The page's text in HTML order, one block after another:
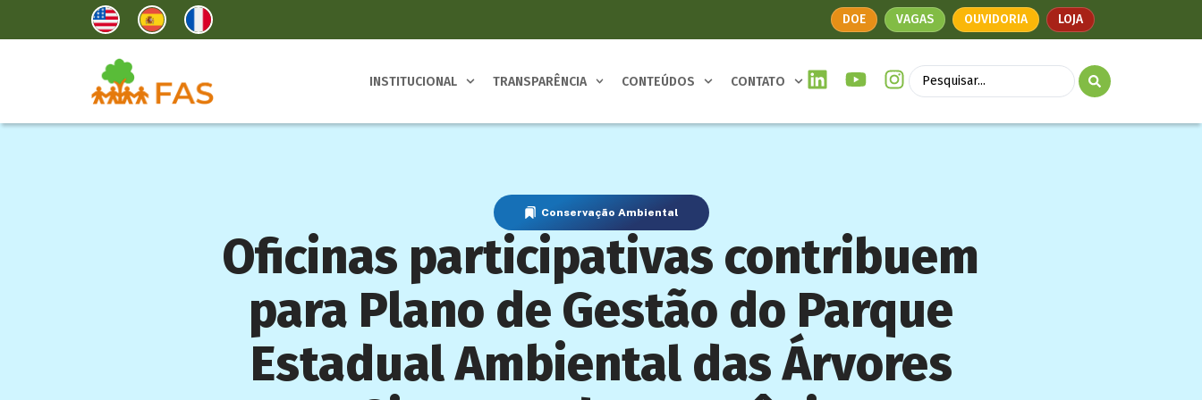
DOE VAGAS OUVIDORIA LOJA
INSTITUCIONAL TRANSPARÊNCIA CONTEÚDOS CONTATO
Conservação Ambiental
Oficinas participativas contribuem
para Plano de Gestão do Parque
Estadual Ambiental das Árvores